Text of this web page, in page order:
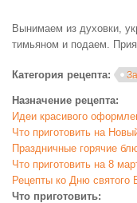
Вынимаем из духовки,
тимьяном и подаем.
Категория рецепта:
Назначение рецепта:
Идеи красивого
Что приготовить на
Праздничные горячие
Что приготовить на 8
Рецепты ко Дню святого
Что приготовить: